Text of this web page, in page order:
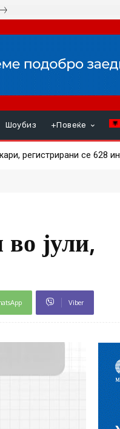
Шоубиз +Повеќе
државна матура
регистрирани се 628
јули,
Viber